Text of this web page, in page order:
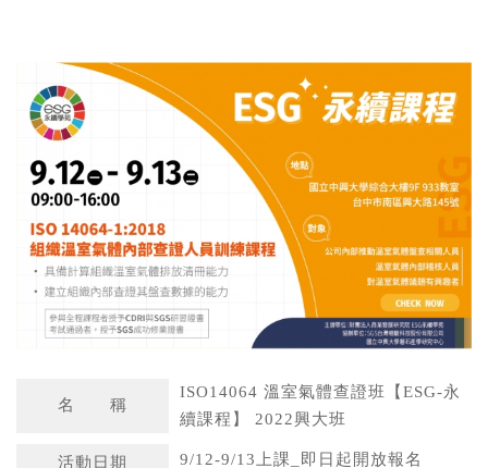
a
t
A
n
W
o
名 稱
ISO14064 溫室氣體查證班【ESG-永
續課程】 2022興大班
活動日期 9/12-9/13上課_即日起開放報名